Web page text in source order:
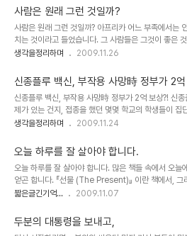
살아가는 대부분의 우리들은 스스로의 자화상에 대해
다.-이 부분은 아래에서 잠시 언급하도록 하겠습니다
정말 이 말이 진정성이 담긴 말인지는 곱씹어 보게 됩
언젠가 숨겨진 우리의 근대사에 대한 책을 본 적이 있
사람은 원래 그런 것일까?
사람은 원래 그런 것일까? 아프리카 어느 부족에서는
치는 것이라고 들었습니다. 그 사람들은 그것이 좋은
며 시간의 위로부터 현재까지 그렇게 이어져 그런 전통
언어에 따라 그 사람의 언어도 정해집니다. -해외 이민
지 않는 한- 학자들의 주장에 의하면 언어는 생각의 바
니다. 그러니까 사람들은 자신이 사용하는 언어를 통해
다는 것을 의미하기도 합니다. 또한 사람은 그 지역 또
에 따라 대부분은 그 종교를 믿게 됩니다. 그 속엔 의심
니다. ▲ 사람은 각자 환경에 따라..
생각을정리하며 2009.11.26
신종플루 백신, 부작용 사망時 정부가 2
신종플루 백신, 부작용 사망時 정부가 2억 보상?! 신종
제가 있는 건지, 접종을 했던 몇몇 학교의 학생들이 집
증세를 보인다는 기사가 어제부터 나오고 있습니다. 또
나의 기사가 있는데, 바로 "'백신이 원인' 입증 안돼도
사입니다. 그리고 이어지는 기사 하나는 신종플루 백신
단으로 발병한 원인이 신종플루에 감염된 것 때문이라
신종플루를 예방하려고 주사를 맞았는데, 신종플루에
면... 신종플루 변종이 유행한다는 말인지... 기사의 내용
이 아니라 단지 단편적인 사실-..
생각을정리하며 2009.11.24
오늘 하루를 잘 살아야 합니다.
오늘 하루를 잘 살아야 합니다. 많은 책들 속에서 오늘
얻곤 합니다. 『선물 (The Present)』 이란 책에서, 그
이야기』, 『누가 나의 치즈를 옮겼을까?』 등등... 하지만
가는 날들이 많아 집니다. 지나고 나면 후회되는 일들도
구요. 그저 오늘, 지금 당장 편하고, 즐겁고, 마냥 좋기
짧은글긴기억... 2009.11.07
두분의 대통령을 보내고,